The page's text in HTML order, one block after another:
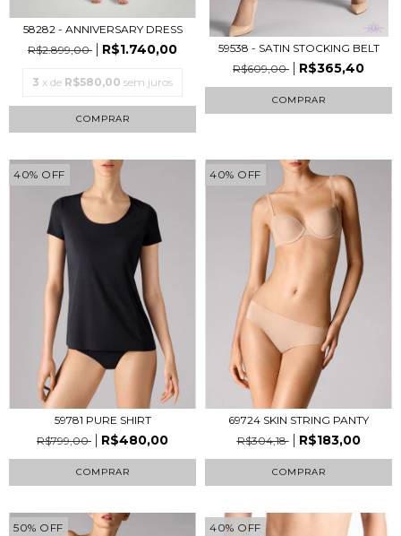
58282 - ANNIVERSARY DRESS
R$2.899,00
R$1.740,00
3 x de R$580,00 sem juros
COMPRAR
59538 - SATIN STOCKING BELT
R$609,00
R$365,40
COMPRAR
40% OFF
59781 PURE SHIRT
R$799,00
R$480,00
COMPRAR
40% OFF
69724 SKIN STRING PANTY
R$304,18
R$183,00
COMPRAR
50% OFF 40% OFF